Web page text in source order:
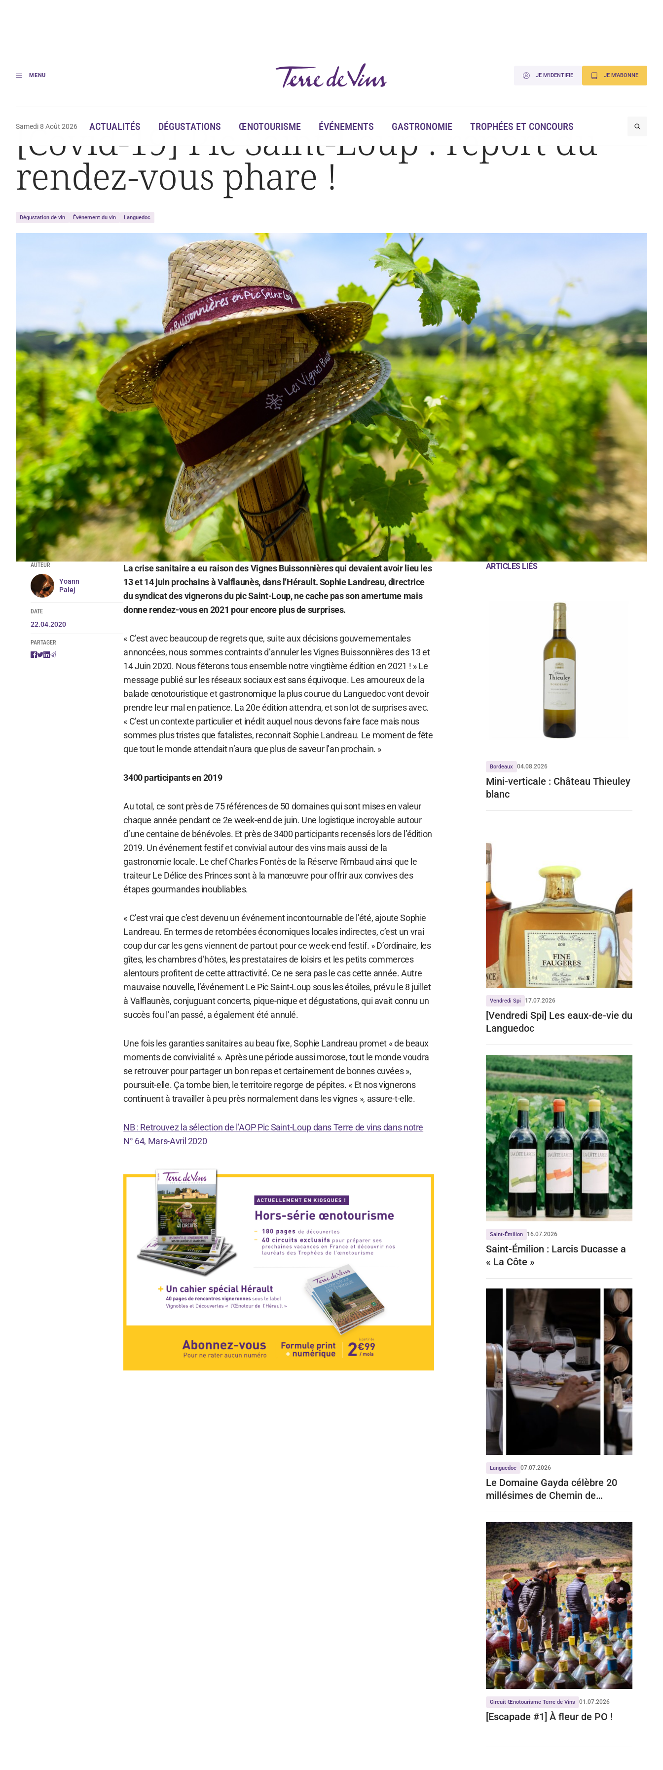
MENU JE M'IDENTIFIE JE M'ABONNE
Samedi 8 Août 2026 ACTUALITÉS DÉGUSTATIONS ŒNOTOURISME ÉVÉNEMENTS GASTRONOMIE TROPHÉES ET CONCOURS
Accueil [Covid-19] Pic Saint-Loup : report du rendez-vous phare !
[Covid-19] Pic Saint-Loup : report du
rendez-vous phare !
Dégustation de vin Événement du vin Languedoc
AUTEUR
Yoann
Palej
DATE
22.04.2020
PARTAGER
La crise sanitaire a eu raison des Vignes Buissonnières qui devaient avoir lieu les
13 et 14 juin prochains à Valflaunès, dans l’Hérault. Sophie Landreau, directrice
du syndicat des vignerons du pic Saint-Loup, ne cache pas son amertume mais
donne rendez-vous en 2021 pour encore plus de surprises.
« C’est avec beaucoup de regrets que, suite aux décisions gouvernementales
annoncées, nous sommes contraints d’annuler les Vignes Buissonnières des 13 et
14 Juin 2020. Nous fêterons tous ensemble notre vingtième édition en 2021 ! » Le
message publié sur les réseaux sociaux est sans équivoque. Les amoureux de la
balade œnotouristique et gastronomique la plus courue du Languedoc vont devoir
prendre leur mal en patience. La 20e édition attendra, et son lot de surprises avec.
« C’est un contexte particulier et inédit auquel nous devons faire face mais nous
sommes plus tristes que fatalistes, reconnait Sophie Landreau. Le moment de fête
que tout le monde attendait n’aura que plus de saveur l’an prochain. »
3400 participants en 2019
Au total, ce sont près de 75 références de 50 domaines qui sont mises en valeur
chaque année pendant ce 2e week-end de juin. Une logistique incroyable autour
d’une centaine de bénévoles. Et près de 3400 participants recensés lors de l’édition
2019. Un événement festif et convivial autour des vins mais aussi de la
gastronomie locale. Le chef Charles Fontès de la Réserve Rimbaud ainsi que le
traiteur Le Délice des Princes sont à la manœuvre pour offrir aux convives des
étapes gourmandes inoubliables.
« C’est vrai que c’est devenu un événement incontournable de l’été, ajoute Sophie
Landreau. En termes de retombées économiques locales indirectes, c’est un vrai
coup dur car les gens viennent de partout pour ce week-end festif. » D’ordinaire, les
gîtes, les chambres d’hôtes, les prestataires de loisirs et les petits commerces
alentours profitent de cette attractivité. Ce ne sera pas le cas cette année. Autre
mauvaise nouvelle, l’événement Le Pic Saint-Loup sous les étoiles, prévu le 8 juillet
à Valflaunès, conjuguant concerts, pique-nique et dégustations, qui avait connu un
succès fou l’an passé, a également été annulé.
Une fois les garanties sanitaires au beau fixe, Sophie Landreau promet « de beaux
moments de convivialité ». Après une période aussi morose, tout le monde voudra
se retrouver pour partager un bon repas et certainement de bonnes cuvées »,
poursuit-elle. Ça tombe bien, le territoire regorge de pépites. « Et nos vignerons
continuent à travailler à peu près normalement dans les vignes », assure-t-elle.
NB : Retrouvez la sélection de l’AOP Pic Saint-Loup dans Terre de vins dans notre
N° 64, Mars-Avril 2020
ARTICLES LIÉS
Bordeaux 04.08.2026
Mini-verticale : Château Thieuley
blanc
Vendredi Spi 17.07.2026
[Vendredi Spi] Les eaux-de-vie du
Languedoc
Saint-Émilion 16.07.2026
Saint-Émilion : Larcis Ducasse a
« La Côte »
Languedoc 07.07.2026
Le Domaine Gayda célèbre 20
millésimes de Chemin de
Circuit Œnotourisme Terre de Vins 01.07.2026
[Escapade #1] À fleur de PO !